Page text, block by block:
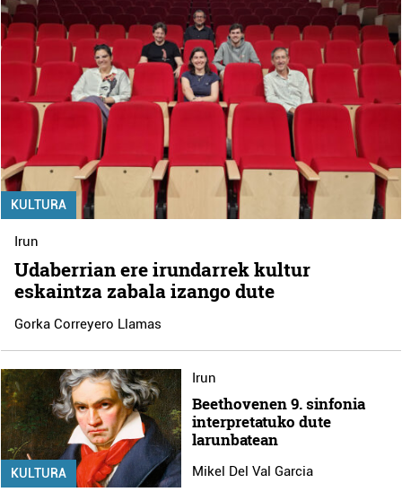
KULTURA
Irun
Udaberrian ere irundarrek kultur
eskaintza zabala izango dute
Gorka Correyero Llamas
KULTURA
Irun
Beethovenen 9. sinfonia
interpretatuko dute
larunbatean
Mikel Del Val Garcia